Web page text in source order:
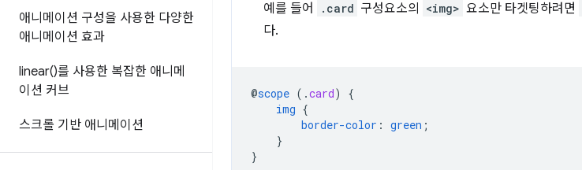
애니메이션 구성을 사용한 다양한
애니메이션 효과
linear()를 사용한 복잡한 애니메
이션 커브
스크롤 기반 애니메이션
예를 들어 .card 구성요소의 <img> 요소만 타겟팅하려면
다.
@scope ( .card)
{
img {
border-color : green ;
}
}